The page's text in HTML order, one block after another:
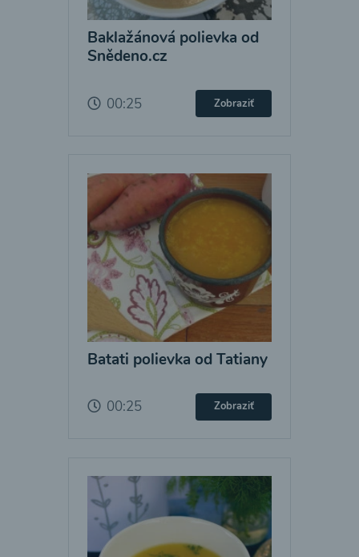
Baklažánová polievka od
Snědeno.cz
00:25 Zobraziť
Batati polievka od Tatiany
00:25 Zobraziť